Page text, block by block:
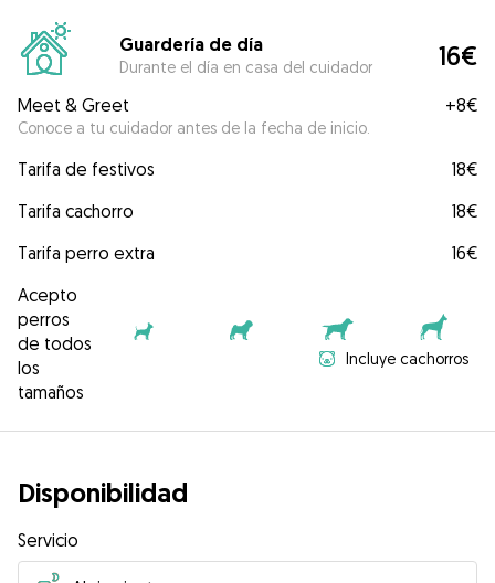
Guardería de día
Durante el día en casa del cuidador 16€
Meet & Greet
Conoce a tu cuidador antes de la fecha de inicio.
+8€
Tarifa de festivos
18€
Tarifa cachorro
18€
Tarifa perro extra
16€
Acepto
perros
de todos
los
tamaños
Incluye cachorros
Disponibilidad
Servicio